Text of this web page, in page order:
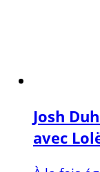
Josh
avec